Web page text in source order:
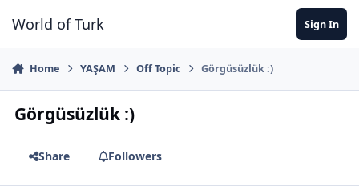
World of Turk Sign In
Home YAŞAM Off Topic Görgüsüzlük :)
Görgüsüzlük :)
Share Followers